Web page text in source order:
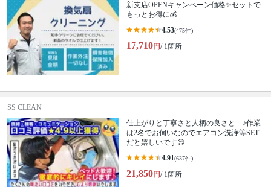
新支店OPENキャンペーン価格✨セットで
もっとお得に💰
4.53(475件)
17,710円/ 1箇所
SS CLEAN
仕上がりと丁寧さと人柄の良さと…♪作業
は2名でお伺いなのでエアコン洗浄等SET
だと嬉しいです😊
4.91(637件)
21,850円/ 1箇所